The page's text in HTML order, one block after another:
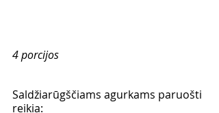
4 porcijos
Saldžiarūgščiams agurkams paruošti
reikia: